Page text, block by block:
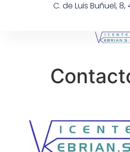
C. de Luis Buñuel,